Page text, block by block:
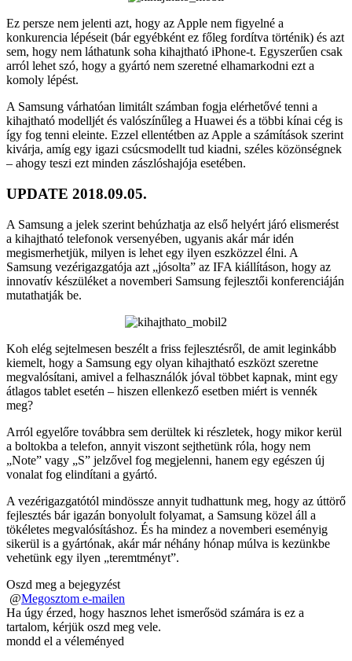
Ez persze nem jelenti azt, hogy az Apple nem figyelné a
konkurencia lépéseit (bár egyébként ez főleg fordítva történik) és azt
sem, hogy nem láthatunk soha kihajtható iPhone-t. Egyszerűen csak
arról lehet szó, hogy a gyártó nem szeretné elhamarkodni ezt a
komoly lépést.
A Samsung várhatóan limitált számban fogja elérhetővé tenni a
kihajtható modelljét és valószínűleg a Huawei és a többi kínai cég is
így fog tenni eleinte. Ezzel ellentétben az Apple a számítások szerint
kivárja, amíg egy igazi csúcsmodellt tud kiadni, széles közönségnek
– ahogy teszi ezt minden zászlóshajója esetében.
UPDATE 2018.09.05.
A Samsung a jelek szerint behúzhatja az első helyért járó elismerést
a kihajtható telefonok versenyében, ugyanis akár már idén
megismerhetjük, milyen is lehet egy ilyen eszközzel élni. A
Samsung vezérigazgatója azt „jósolta” az IFA kiállításon, hogy az
innovatív készüléket a novemberi Samsung fejlesztői konferenciáján
mutathatják be.
Koh elég sejtelmesen beszélt a friss fejlesztésről, de amit leginkább
kiemelt, hogy a Samsung egy olyan kihajtható eszközt szeretne
megvalósítani, amivel a felhasználók jóval többet kapnak, mint egy
átlagos tablet esetén – hiszen ellenkező esetben miért is vennék
meg?
Arról egyelőre továbbra sem derültek ki részletek, hogy mikor kerül
a boltokba a telefon, annyit viszont sejthetünk róla, hogy nem
„Note” vagy „S” jelzővel fog megjelenni, hanem egy egészen új
vonalat fog elindítani a gyártó.
A vezérigazgatótól mindössze annyit tudhattunk meg, hogy az úttörő
fejlesztés bár igazán bonyolult folyamat, a Samsung közel áll a
tökéletes megvalósításhoz. És ha mindez a novemberi eseményig
sikerül is a gyártónak, akár már néhány hónap múlva is kezünkbe
vehetünk egy ilyen „teremtményt”.
Oszd meg a bejegyzést
@Megosztom e-mailen
Ha úgy érzed, hogy hasznos lehet ismerősöd számára is ez a
tartalom, kérjük oszd meg vele.
mondd el a véleményed